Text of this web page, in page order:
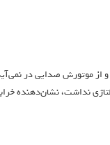
موتورش صدایی در
نداشت، نشان‌دهنده